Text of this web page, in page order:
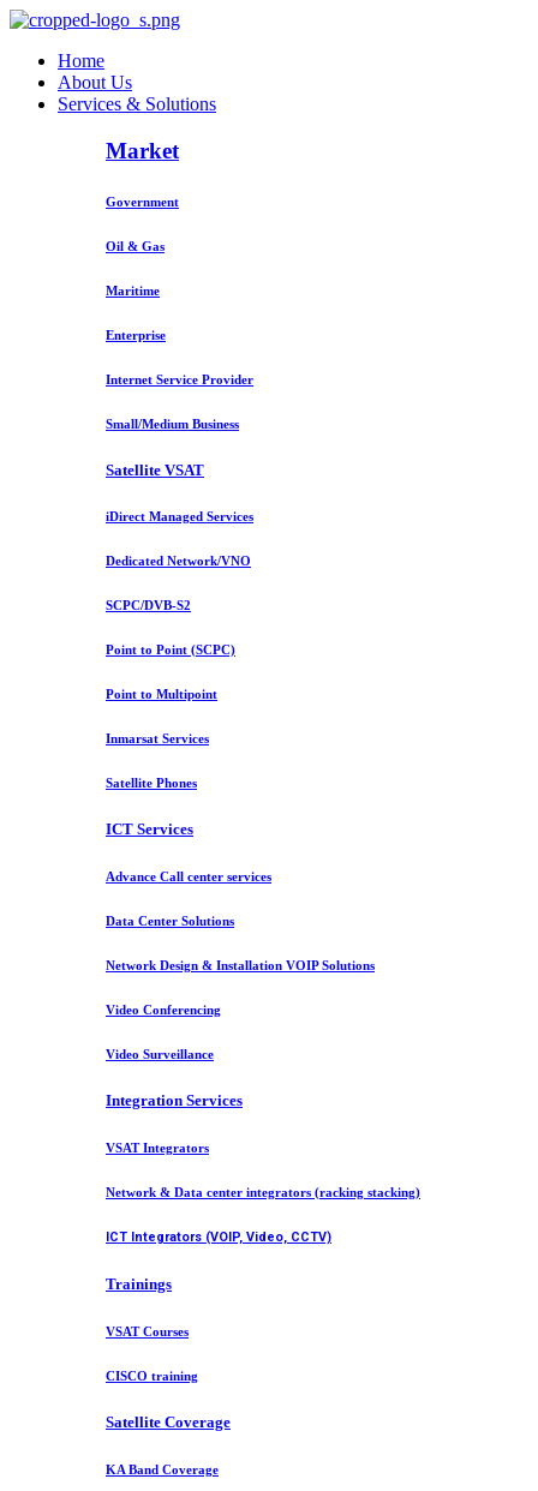
Home
About Us
Services & Solutions
Market
Government
Oil & Gas
Maritime
Enterprise
Internet Service Provider
Small/Medium Business
Satellite VSAT
iDirect Managed Services
Dedicated Network/VNO
SCPC/DVB-S2
Point to Point (SCPC)
Point to Multipoint
Inmarsat Services
Satellite Phones
ICT Services
Advance Call center services
Data Center Solutions
Network Design & Installation VOIP Solutions
Video Conferencing
Video Surveillance
Integration Services
VSAT Integrators
Network & Data center integrators (racking stacking)
ICT Integrators (VOIP, Video, CCTV)
Trainings
VSAT Courses
CISCO training
Satellite Coverage
KA Band Coverage